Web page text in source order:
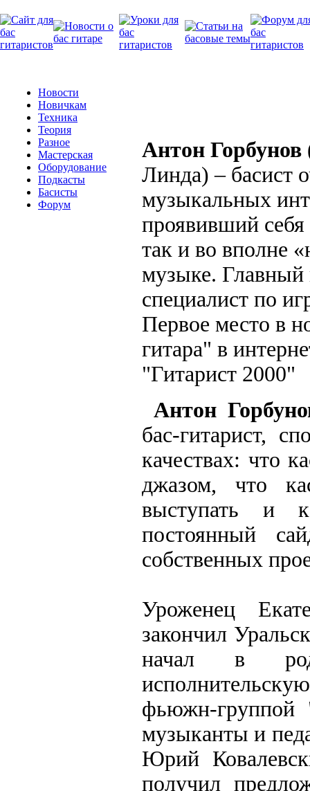
Новости
Новичкам
Техника
Теория
Разное
Мастерская
Оборудование
Подкасты
Басисты
Форум
Антон Горбунов
Линда) – басист
музыкальных
проявивший
так и во вполне
музыке. Главный
специалист по
Первое место в
гитара" в
"Гитарист 2000"
Антон
бас-гитарист,
качествах: что
джазом, что
выступать и
постоянный
собственных
Уроженец
закончил
начал в
фьюжн-группой
музыканты и
Юрий
получил